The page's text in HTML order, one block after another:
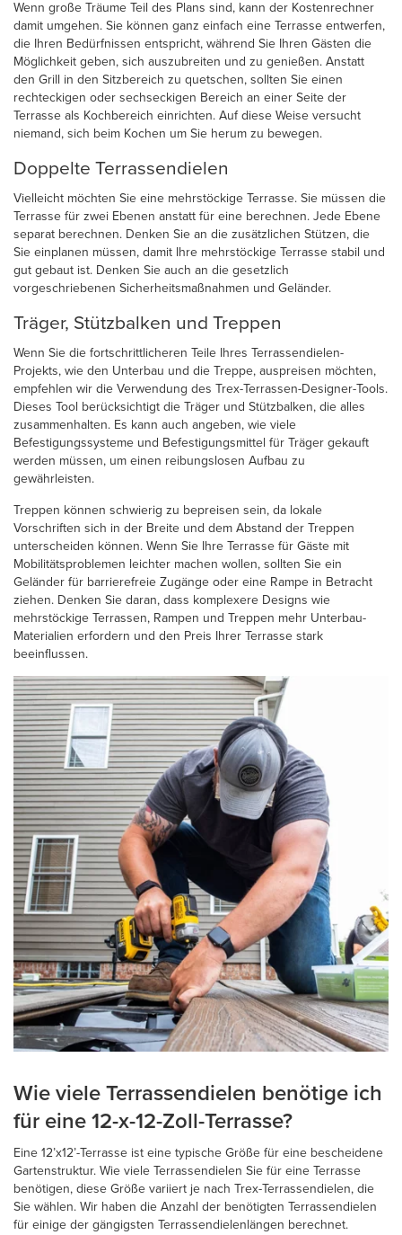
Wenn große Träume Teil des Plans sind, kann der Kostenrechner
damit umgehen. Sie können ganz einfach eine Terrasse entwerfen,
die Ihren Bedürfnissen entspricht, während Sie Ihren Gästen die
Möglichkeit geben, sich auszubreiten und zu genießen. Anstatt
den Grill in den Sitzbereich zu quetschen, sollten Sie einen
rechteckigen oder sechseckigen Bereich an einer Seite der
Terrasse als Kochbereich einrichten. Auf diese Weise versucht
niemand, sich beim Kochen um Sie herum zu bewegen.
Doppelte Terrassendielen
Vielleicht möchten Sie eine mehrstöckige Terrasse. Sie müssen die
Terrasse für zwei Ebenen anstatt für eine berechnen. Jede Ebene
separat berechnen. Denken Sie an die zusätzlichen Stützen, die
Sie einplanen müssen, damit Ihre mehrstöckige Terrasse stabil und
gut gebaut ist. Denken Sie auch an die gesetzlich
vorgeschriebenen Sicherheitsmaßnahmen und Geländer.
Träger, Stützbalken und Treppen
Wenn Sie die fortschrittlicheren Teile Ihres Terrassendielen-
Projekts, wie den Unterbau und die Treppe, auspreisen möchten,
empfehlen wir die Verwendung des Trex-Terrassen-Designer-Tools.
Dieses Tool berücksichtigt die Träger und Stützbalken, die alles
zusammenhalten. Es kann auch angeben, wie viele
Befestigungssysteme und Befestigungsmittel für Träger gekauft
werden müssen, um einen reibungslosen Aufbau zu
gewährleisten.
Treppen können schwierig zu bepreisen sein, da lokale
Vorschriften sich in der Breite und dem Abstand der Treppen
unterscheiden können. Wenn Sie Ihre Terrasse für Gäste mit
Mobilitätsproblemen leichter machen wollen, sollten Sie ein
Geländer für barrierefreie Zugänge oder eine Rampe in Betracht
ziehen. Denken Sie daran, dass komplexere Designs wie
mehrstöckige Terrassen, Rampen und Treppen mehr Unterbau-
Materialien erfordern und den Preis Ihrer Terrasse stark
beeinflussen.
Wie viele Terrassendielen benötige ich
für eine 12-x-12-Zoll-Terrasse?
Eine 12’x12’-Terrasse ist eine typische Größe für eine bescheidene
Gartenstruktur. Wie viele Terrassendielen Sie für eine Terrasse
benötigen, diese Größe variiert je nach Trex-Terrassendielen, die
Sie wählen. Wir haben die Anzahl der benötigten Terrassendielen
für einige der gängigsten Terrassendielenlängen berechnet.